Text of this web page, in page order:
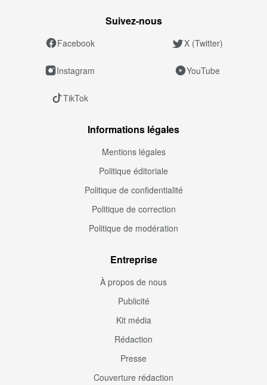
Suivez‑nous
Facebook X (Twitter)
Instagram YouTube
TikTok
Informations légales
Mentions légales
Politique éditoriale
Politique de confidentialité
Politique de correction
Politique de modération
Entreprise
À propos de nous
Publicité
Kit média
Rédaction
Presse
Couverture rédaction